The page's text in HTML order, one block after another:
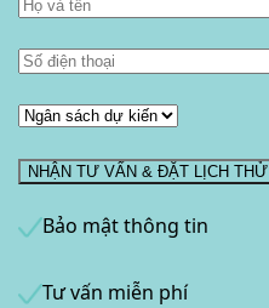
Bảo mật thông tin
Tư vấn miễn phí